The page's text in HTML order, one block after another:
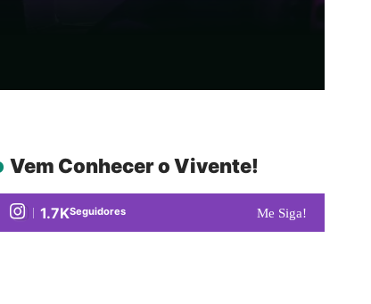
Vem Conhecer o Vivente!
1.7KSeguidores Me Siga!